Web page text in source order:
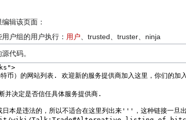
辑该页面：
户组的用户执行： 用户、​trusted、​truster、​ninja
代码。